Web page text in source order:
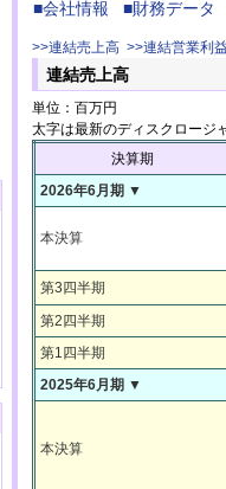
■会社情報 ■財務データ
>>連結売上高 >>連結営業利
連結売上高
単位：百万円
太字は最新のディスクロージ
決算期
2026年6月期 ▼
本決算
第3四半期
第2四半期
第1四半期
2025年6月期 ▼
本決算